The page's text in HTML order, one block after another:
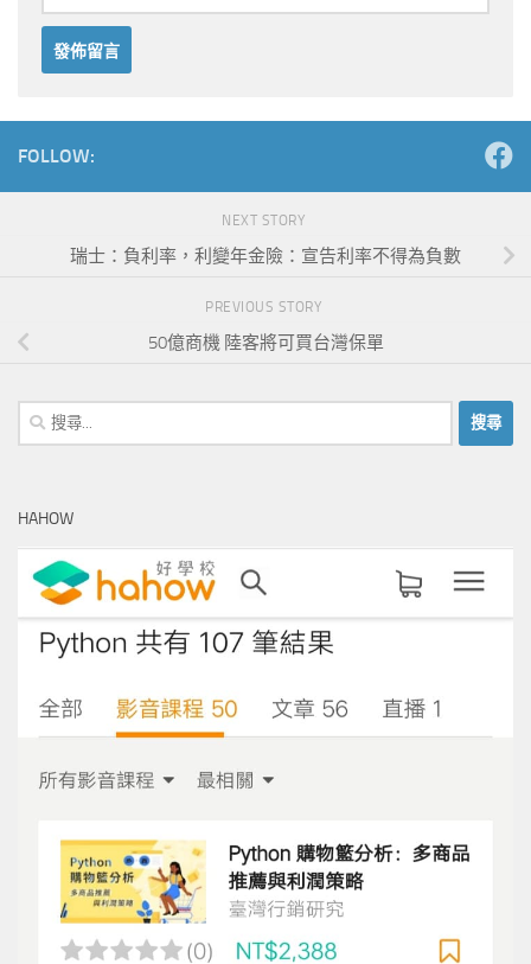
FOLLOW:
NEXT STORY
瑞士：負利率，利變年金險：宣告利率不得為負數
PREVIOUS STORY
50億商機 陸客將可買台灣保單
搜
尋
字:
HAHOW